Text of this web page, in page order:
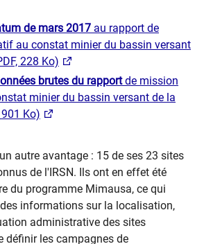
de mars 2017 au rapport de
au constat minier du bassin versant
228 Ko)
brutes du rapportde mission
minier du bassin versant de la
Ko)
autre avantage : 15 de ses 23 sites
de l'IRSN. Ils ont en effet été
du programme Mimausa, ce qui
informations sur la localisation,
administrative des sites
définir les campagnes de